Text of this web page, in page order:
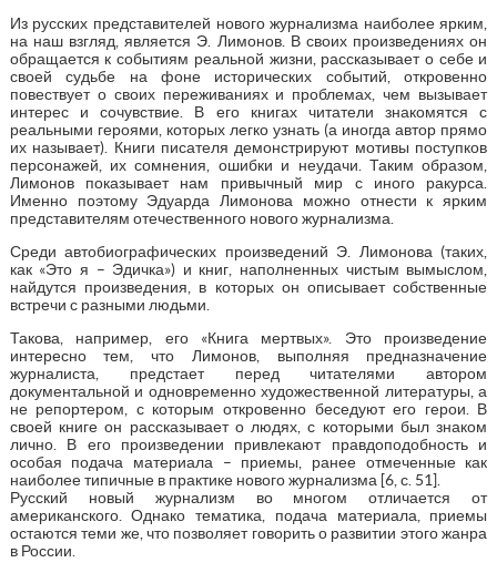
Из русских представителей нового журнализма наиболее ярким,
на наш взгляд, является Э. Лимонов. В своих произведениях он
обращается к событиям реальной жизни, рассказывает о себе и
своей судьбе на фоне исторических событий, откровенно
повествует о своих переживаниях и проблемах, чем вызывает
интерес и сочувствие. В его книгах читатели знакомятся с
реальными героями, которых легко узнать (а иногда автор прямо
их называет). Книги писателя демонстрируют мотивы поступков
персонажей, их сомнения, ошибки и неудачи. Таким образом,
Лимонов показывает нам привычный мир с иного ракурса.
Именно поэтому Эдуарда Лимонова можно отнести к ярким
представителям отечественного нового журнализма.
Среди автобиографических произведений Э. Лимонова (таких,
как «Это я – Эдичка») и книг, наполненных чистым вымыслом,
найдутся произведения, в которых он описывает собственные
встречи с разными людьми.
Такова, например, его «Книга мертвых». Это произведение
интересно тем, что Лимонов, выполняя предназначение
журналиста, предстает перед читателями автором
документальной и одновременно художественной литературы, а
не репортером, с которым откровенно беседуют его герои. В
своей книге он рассказывает о людях, с которыми был знаком
лично. В его произведении привлекают правдоподобность и
особая подача материала – приемы, ранее отмеченные как
наиболее типичные в практике нового журнализма [6, с. 51].
Русский новый журнализм во многом отличается от
американского. Однако тематика, подача материала, приемы
остаются теми же, что позволяет говорить о развитии этого жанра
в России.